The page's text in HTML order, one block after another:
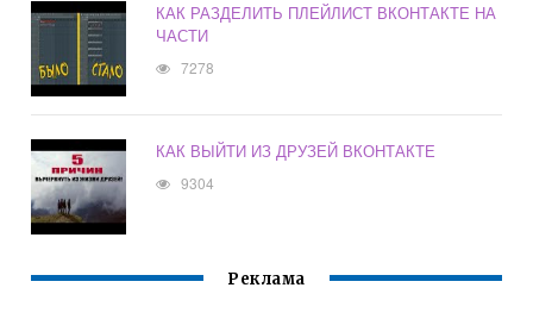
КАК РАЗДЕЛИТЬ ПЛЕЙЛИСТ ВКОНТАКТЕ НА
ЧАСТИ
7278
КАК ВЫЙТИ ИЗ ДРУЗЕЙ ВКОНТАКТЕ
9304
Реклама